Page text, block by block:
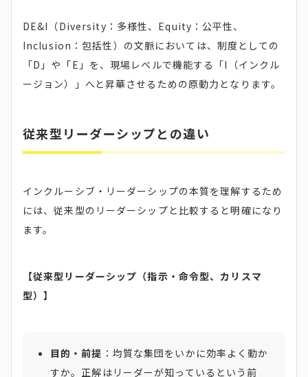
DE&I（Diversity：多様性、Equity：公平性、
Inclusion：包括性）の文脈においては、制度としての
「D」や「E」を、現場レベルで機能する「I（インクル
ージョン）」へと昇華させるための原動力となります。
従来型リーダーシップとの違い
インクルーシブ・リーダーシップの本質を理解するため
には、従来型のリーダーシップと比較すると明確になり
ます。
【従来型リーダーシップ（指示・命令型、カリスマ
型）】
目的・前提 ：均質な集団をいかに効率よく動か
すか。正解はリーダーが知っているという前